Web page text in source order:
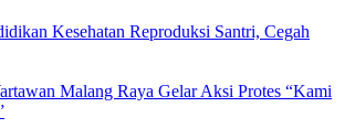
Kesehatan Reproduksi Santri, Cegah
Malang Raya Gelar Aksi Protes “Kami